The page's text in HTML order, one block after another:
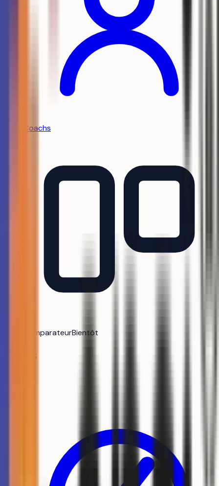
Coachs
ComparateurBientôt
Outils